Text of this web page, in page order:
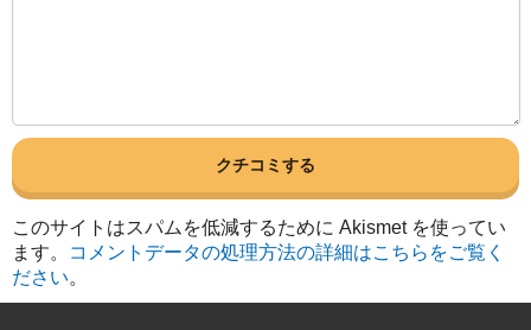
このサイトはスパムを低減するために Akismet を使ってい
ます。
コメントデータの処理方法の詳細はこちらをご覧く
ださい。